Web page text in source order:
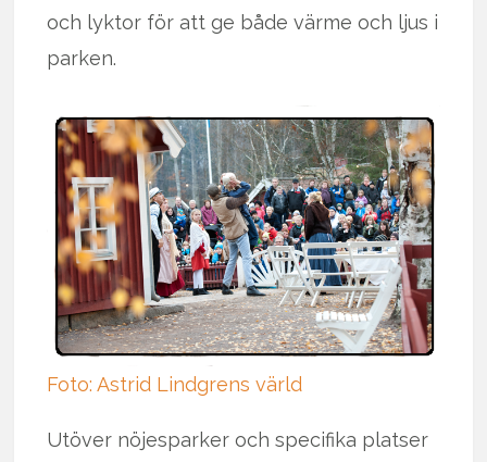
och lyktor för att ge både värme och ljus i
parken.
Foto: Astrid Lindgrens värld
Utöver nöjesparker och specifika platser